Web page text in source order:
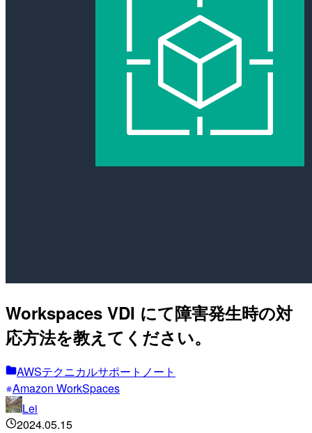
Workspaces VDI にて障害発生時の対
応方法を教えてください。
AWSテクニカルサポートノート
Amazon WorkSpaces
Lei
2024.05.15